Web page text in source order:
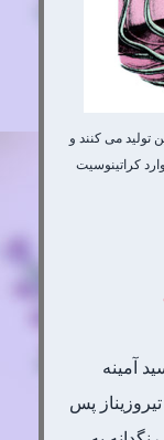
تولید می کنند و
کراتینوسیت
آمینه
پس